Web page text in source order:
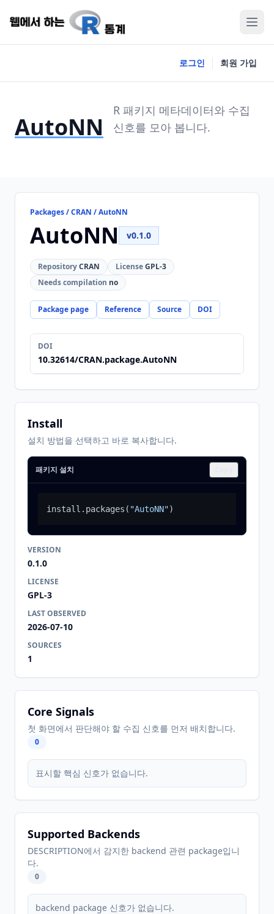
로그인 회원 가입
AutoNN
R 패키지 메타데이터와 수집
신호를 모아 봅니다.
Packages / CRAN / AutoNN
AutoNN v0.1.0
RepositoryCRAN LicenseGPL-3
Needs compilation no
Package page Reference Source DOI
DOI
10.32614/CRAN.package.AutoNN
Install
설치 방법을 선택하고 바로 복사합니다.
패키지 설치
install.packages ( "AutoNN")
VERSION
0.1.0
LICENSE
GPL-3
LAST OBSERVED
2026-07-10
SOURCES
1
Core Signals
첫 화면에서 판단해야 할 수집 신호를 먼저 배치합니다.
0
표시할 핵심 신호가 없습니다.
Supported Backends
DESCRIPTION에서 감지한 backend 관련 package입니
다.
0
backend package 신호가 없습니다.